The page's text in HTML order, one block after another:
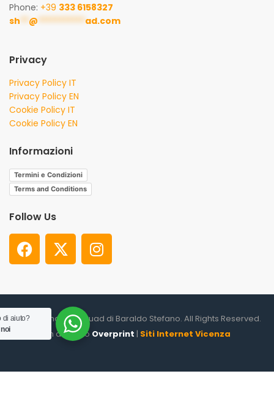
Phone: +39 333 6158327
sh ** @ *********** ad.com
Privacy
Privacy Policy IT
Privacy Policy EN
Cookie Policy IT
Cookie Policy EN
Informazioni
Termini e Condizioni
Terms and Conditions
Follow Us
© 2026. Shooter Squad di Baraldo Stefano. All Rights Reserved.
un altro sito Overprint | Siti Internet Vicenza
di aiuto?